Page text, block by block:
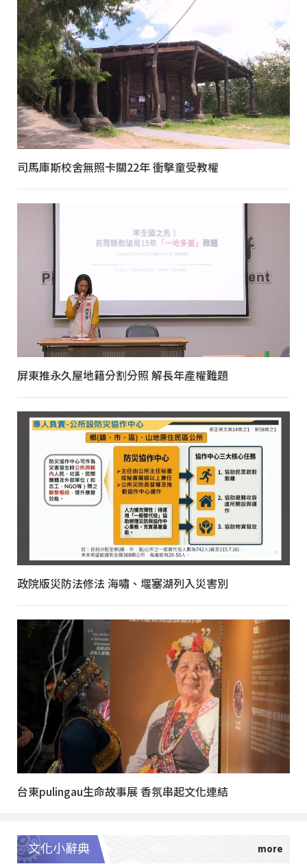
司馬庫斯校舍無照卡關22年 衝擊童受教權
屏東推永久屋地籍分割分照 解長年產權難題
政院版災防法修法 海嘯、堰塞湖列入災害別
台東pulingau生命故事展 香氛串起文化連結
文化小辭典